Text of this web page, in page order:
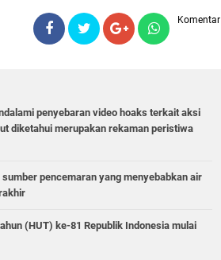
Komentar
penyebaran video hoaks terkait aksi
diketahui merupakan rekaman peristiwa
pencemaran yang menyebabkan air
(HUT) ke-81 Republik Indonesia mulai